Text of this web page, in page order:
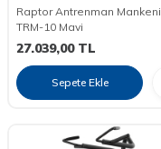
Raptor Antrenman Mankeni
TRM-10 Mavi
27.039,00TL
Sepete Ekle